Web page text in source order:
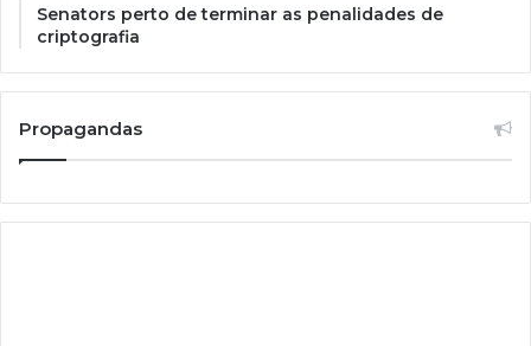
Senators perto de terminar as penalidades de
criptografia
Propagandas